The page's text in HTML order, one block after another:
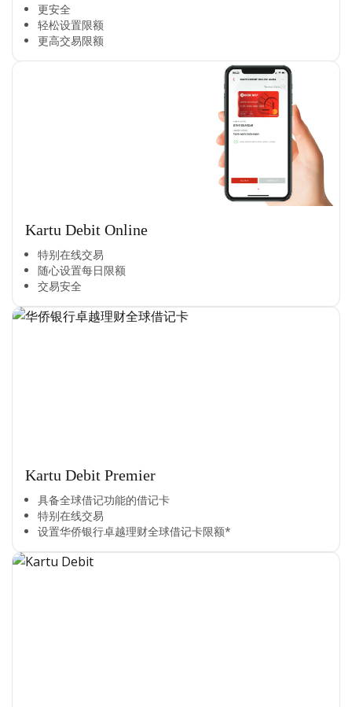
更安全​
轻松设置限额​
更高交易限额​
Kartu Debit Online
特别在线交易​
随心设置每日限额​
交易安全​
Kartu Debit Premier
具备全球借记功能的借记卡​
特别在线交易​
设置华侨银行卓越理财全球借记卡限额*​